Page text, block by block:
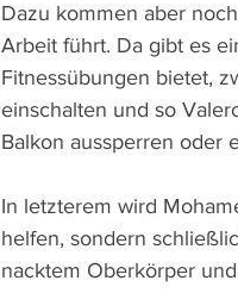
Dazu kommen aber
Arbeit führt. Da gibt es
Fitnessübungen bietet,
einschalten und so
Balkon aussperren oder
In letzterem wird
helfen, sondern
nacktem Oberkörper